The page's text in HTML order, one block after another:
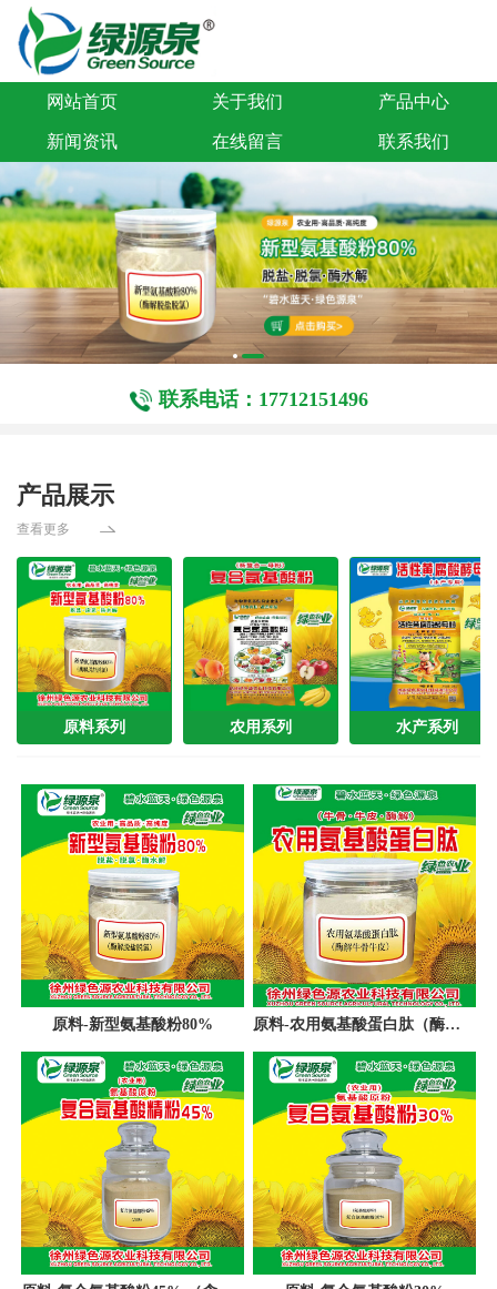
网站首页 关于我们 产品中心
新闻资讯 在线留言 联系我们
联系电话：17712151496
产品展示
查看更多
原料系列 农用系列 水产系列
原料-新型氨基酸粉80% 原料-农用氨基酸蛋白肽（酶水解）